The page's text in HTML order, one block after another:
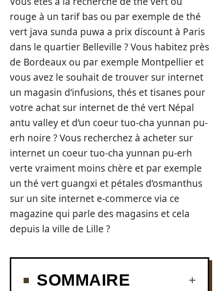
rouge à un tarif bas ou par exemple de thé
vert java sunda puwa a prix discount à Paris
dans le quartier Belleville ? Vous habitez près
de Bordeaux ou par exemple Montpellier et
vous avez le souhait de trouver sur internet
un magasin d’infusions, thés et tisanes pour
votre achat sur internet de thé vert Népal
antu valley et d’un coeur tuo-cha yunnan pu-
erh noire ? Vous recherchez à acheter sur
internet un coeur tuo-cha yunnan pu-erh
verte vraiment moins chère et par exemple
un thé vert guangxi et pétales d’osmanthus
sur un site internet e-commerce via ce
magazine qui parle des magasins et cela
depuis la ville de Lille ?
SOMMAIRE